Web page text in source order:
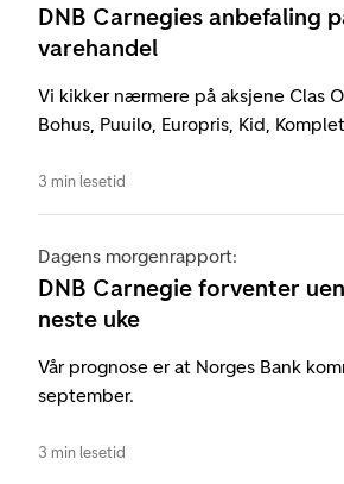
DNB Carnegies anbefaling
varehandel
Vi kikker nærmere på aksjene Clas
Bohus, Puuilo, Europris, Kid,
3 min lesetid
Dagens morgenrapport:
DNB Carnegie forventer
neste uke
Vår prognose er at Norges Bank
september.
3 min lesetid